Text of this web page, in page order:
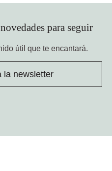
para seguir
útil que te encantará.
la newsletter